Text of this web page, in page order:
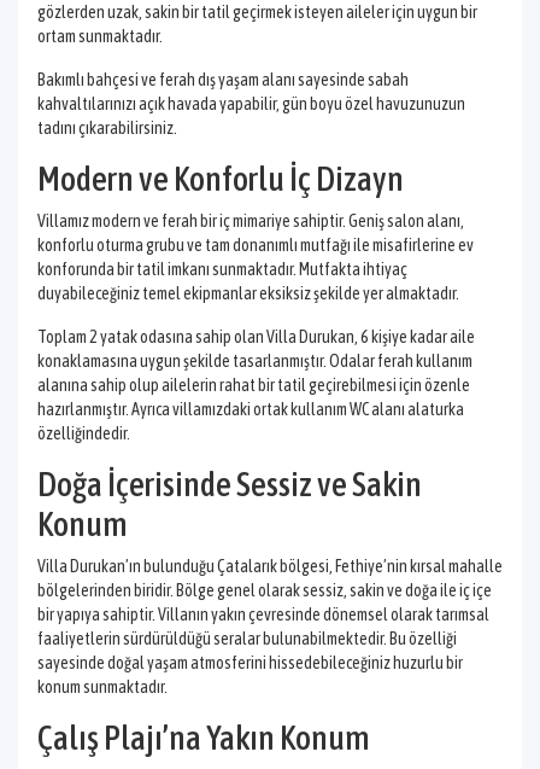
gözlerden uzak, sakin bir tatil geçirmek isteyen aileler için uygun bir
ortam sunmaktadır.
Bakımlı bahçesi ve ferah dış yaşam alanı sayesinde sabah
kahvaltılarınızı açık havada yapabilir, gün boyu özel havuzunuzun
tadını çıkarabilirsiniz.
Modern ve Konforlu İç Dizayn
Villamız modern ve ferah bir iç mimariye sahiptir. Geniş salon alanı,
konforlu oturma grubu ve tam donanımlı mutfağı ile misafirlerine ev
konforunda bir tatil imkanı sunmaktadır. Mutfakta ihtiyaç
duyabileceğiniz temel ekipmanlar eksiksiz şekilde yer almaktadır.
Toplam 2 yatak odasına sahip olan Villa Durukan, 6 kişiye kadar aile
konaklamasına uygun şekilde tasarlanmıştır. Odalar ferah kullanım
alanına sahip olup ailelerin rahat bir tatil geçirebilmesi için özenle
hazırlanmıştır. Ayrıca villamızdaki ortak kullanım WC alanı alaturka
özelliğindedir.
Doğa İçerisinde Sessiz ve Sakin
Konum
Villa Durukan’ın bulunduğu Çatalarık bölgesi, Fethiye’nin kırsal mahalle
bölgelerinden biridir. Bölge genel olarak sessiz, sakin ve doğa ile iç içe
bir yapıya sahiptir. Villanın yakın çevresinde dönemsel olarak tarımsal
faaliyetlerin sürdürüldüğü seralar bulunabilmektedir. Bu özelliği
sayesinde doğal yaşam atmosferini hissedebileceğiniz huzurlu bir
konum sunmaktadır.
Çalış Plajı’na Yakın Konum